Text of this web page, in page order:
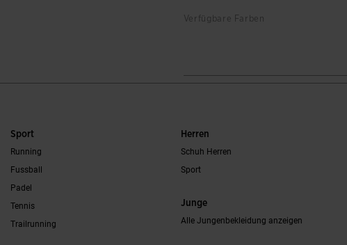
Verfügbare Farben
5 von 5 Kundenbewertungen
Sport
Running
Fussball
Padel
Tennis
Trailrunning
Herren
Schuh Herren
Sport
Junge
Alle Jungenbekleidung anzeigen